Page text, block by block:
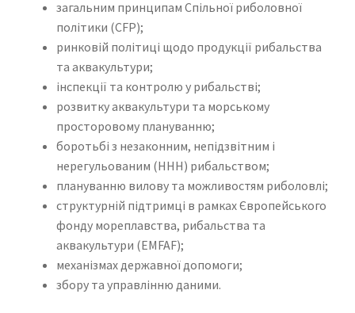
загальним принципам Спільної риболовної
політики (CFP);
ринковій політиці щодо продукції рибальства
та аквакультури;
інспекції та контролю у рибальстві;
розвитку аквакультури та морському
просторовому плануванню;
боротьбі з незаконним, непідзвітним і
нерегульованим (ННН) рибальством;
плануванню вилову та можливостям риболовлі;
структурній підтримці в рамках Європейського
фонду мореплавства, рибальства та
аквакультури (EMFAF);
механізмах державної допомоги;
збору та управлінню даними.